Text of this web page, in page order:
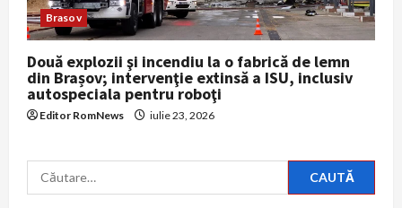
Brasov
Două explozii şi incendiu la o fabrică de lemn
din Brașov; intervenţie extinsă a ISU, inclusiv
autospeciala pentru roboţi
Editor RomNews iulie 23, 2026
Caută
după: